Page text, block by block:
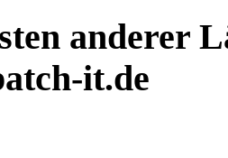
anderer
it.de